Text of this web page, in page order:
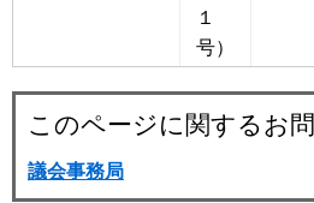
１
号）
このページに関するお
議会事務局